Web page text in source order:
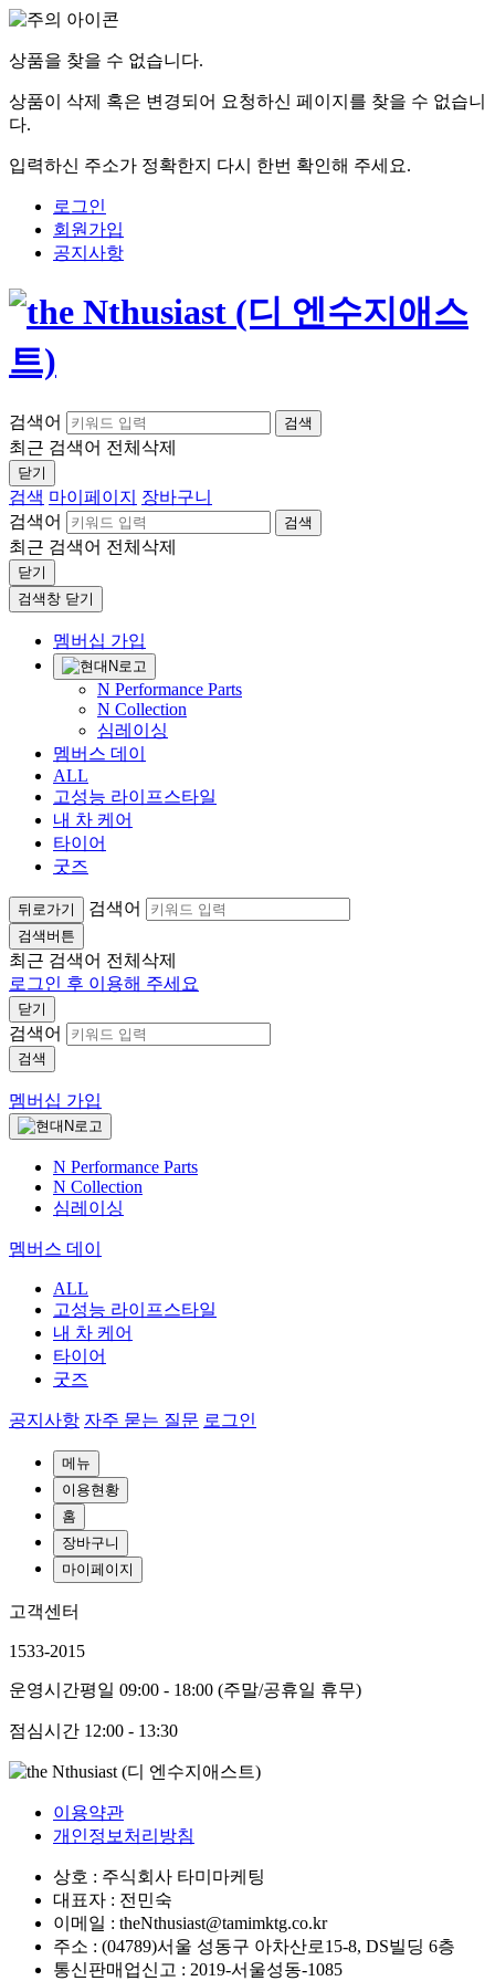
상품을 찾을 수 없습니다.
상품이 삭제 혹은 변경되어 요청하신 페이지를 찾을 수 없습니
다.
입력하신 주소가 정확한지 다시 한번 확인해 주세요.
로그인
회원가입
공지사항
검색어 검색
최근 검색어 전체삭제
닫기
검색 마이페이지
장바구니
검색어
검색
최근 검색어 전체삭제
닫기
검색창 닫기
멤버십 가입
N Performance Parts
N Collection
심레이싱
멤버스 데이
ALL
고성능 라이프스타일
내 차 케어
타이어
굿즈
뒤로가기 검색어
검색버튼
최근 검색어 전체삭제
로그인 후 이용해 주세요
닫기
검색어
검색
멤버십 가입
N Performance Parts
N Collection
심레이싱
멤버스 데이
ALL
고성능 라이프스타일
내 차 케어
타이어
굿즈
공지사항 자주 묻는 질문 로그인
메뉴
이용현황
홈
장바구니
마이페이지
고객센터
1533-2015
운영시간평일 09:00 - 18:00 (주말/공휴일 휴무)
점심시간 12:00 - 13:30
이용약관
개인정보처리방침
상호 : 주식회사 타미마케팅
대표자 : 전민숙
이메일 : theNthusiast@tamimktg.co.kr
주소 : (04789)서울 성동구 아차산로15-8, DS빌딩 6층
통신판매업신고 : 2019-서울성동-1085